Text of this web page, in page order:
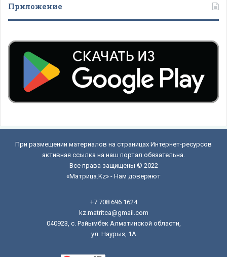
Приложение
При размещении материалов на страницах Интернет-ресурсов
активная ссылка на наш портал обязательна.
Все права защищены © 2022
«Матрица.Kz» - Нам доверяют
+7 708 696 1624
kz.matritca@gmail.com
040923, с. Райымбек Алматинской области,
ул. Наурыз, 1А